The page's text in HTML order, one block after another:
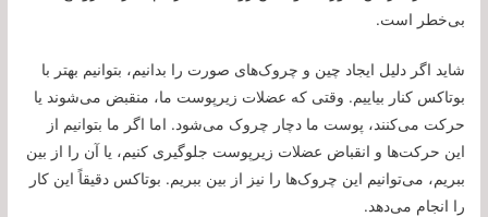
بی‌خطر است.
شاید اگر دلیل ایجاد چین و چروک‌های صورت را بدانیم، بتوانیم بهتر با
بوتاکس کنار بیاییم. وقتی که عضلات زیرپوست ما، منقبض می‌شوند یا
حرکت می‌کنند، پوست ما دچار چروک می‌شود. اما اگر ما بتوانیم از
این حرکت‌ها و انقباض عضلات زیرپوست جلوگیری کنیم، یا آن را از بین
ببریم، می‌توانیم این چروک‌ها را نیز از بین ببریم. بوتاکس دقیقاً این کار
را انجام می‌دهد.